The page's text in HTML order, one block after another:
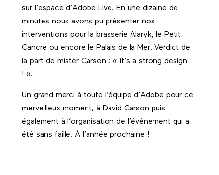
sur l’espace d’Adobe Live. En une dizaine de
minutes nous avons pu présenter nos
interventions pour la brasserie Alaryk, le Petit
Cancre ou encore le Palais de la Mer. Verdict de
la part de mister Carson : « it’s a strong design
! ».
Un grand merci à toute l’équipe d’Adobe pour ce
merveilleux moment, à David Carson puis
également à l’organisation de l’événement qui a
été sans faille. À l’année prochaine !